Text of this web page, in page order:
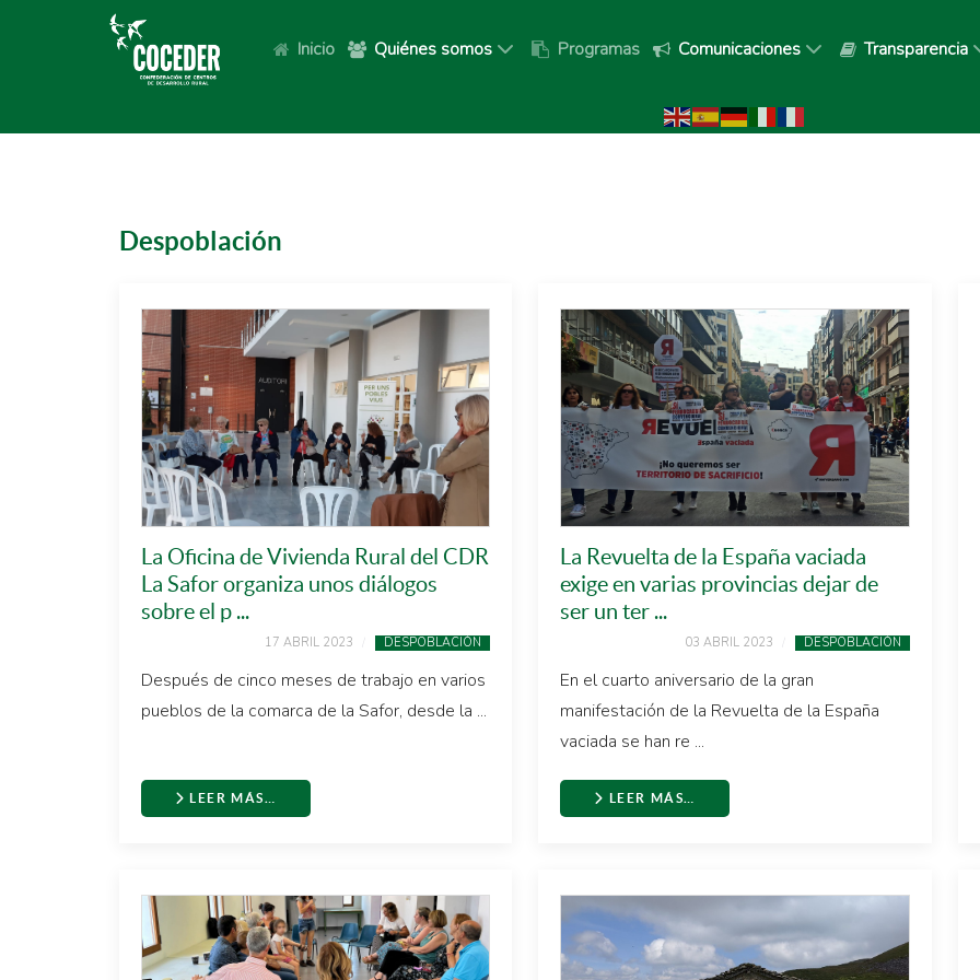
Inicio Quiénes somos Programas Comunicaciones Transparencia
Despoblación
La Oficina de Vivienda Rural del CDR
La Safor organiza unos diálogos
sobre el p ...
17 ABRIL 2023 DESPOBLACIÓN
Después de cinco meses de trabajo en varios
pueblos de la comarca de la Safor, desde la ...
LEER MÁS…
La Revuelta de la España vaciada
exige en varias provincias dejar de
ser un ter ...
03 ABRIL 2023 DESPOBLACIÓN
En el cuarto aniversario de la gran
manifestación de la Revuelta de la España
vaciada se han re ...
LEER MÁS…